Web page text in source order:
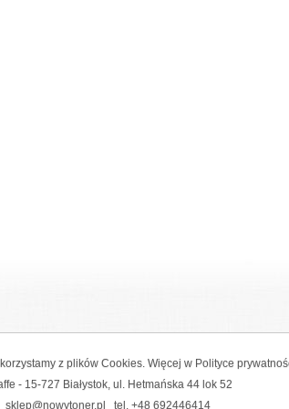
z plików Cookies. Więcej w Polityce
- 15-727 Białystok, ul. Hetmańska 44 lok 52
sklep@nowytoner.pl tel. +48 692446414